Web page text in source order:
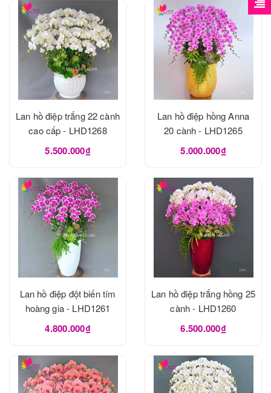
Lan hồ điệp trắng 22 cành
cao cấp - LHD1268
5.500.000₫
Lan hồ điệp hồng Anna
20 cành - LHD1265
5.000.000₫
Lan hồ điệp đột biến tím
hoàng gia - LHD1261
4.800.000₫
Lan hồ điệp trắng hồng 25
cành - LHD1260
6.500.000₫